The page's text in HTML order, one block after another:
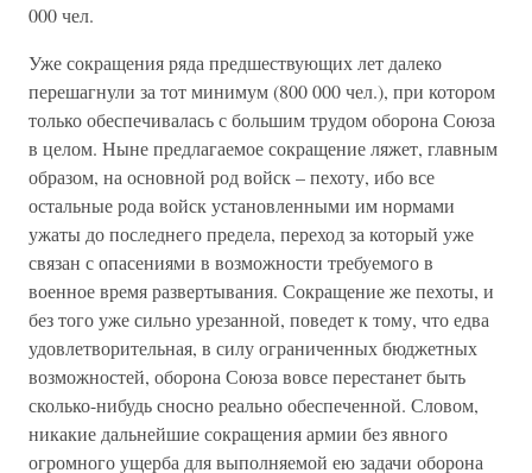
000 чел.
Уже сокращения ряда предшествующих лет далеко
перешагнули за тот минимум (800 000 чел.), при котором
только обеспечивалась с большим трудом оборона Союза
в целом. Ныне предлагаемое сокращение ляжет, главным
образом, на основной род войск – пехоту, ибо все
остальные рода войск установленными им нормами
ужаты до последнего предела, переход за который уже
связан с опасениями в возможности требуемого в
военное время развертывания. Сокращение же пехоты, и
без того уже сильно урезанной, поведет к тому, что едва
удовлетворительная, в силу ограниченных бюджетных
возможностей, оборона Союза вовсе перестанет быть
сколько-нибудь сносно реально обеспеченной. Словом,
никакие дальнейшие сокращения армии без явного
огромного ущерба для выполняемой ею задачи оборона